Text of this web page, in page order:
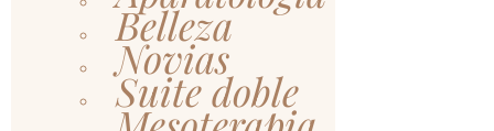
Belleza
Novias
Suite doble